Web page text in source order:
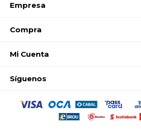
Empresa
Compra
Mi Cuenta
Síguenos